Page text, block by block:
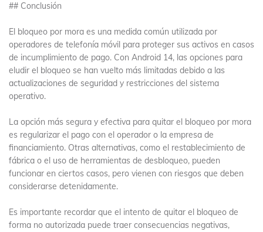
## Conclusión
El bloqueo por mora es una medida común utilizada por
operadores de telefonía móvil para proteger sus activos en casos
de incumplimiento de pago. Con Android 14, las opciones para
eludir el bloqueo se han vuelto más limitadas debido a las
actualizaciones de seguridad y restricciones del sistema
operativo.
La opción más segura y efectiva para quitar el bloqueo por mora
es regularizar el pago con el operador o la empresa de
financiamiento. Otras alternativas, como el restablecimiento de
fábrica o el uso de herramientas de desbloqueo, pueden
funcionar en ciertos casos, pero vienen con riesgos que deben
considerarse detenidamente.
Es importante recordar que el intento de quitar el bloqueo de
forma no autorizada puede traer consecuencias negativas,